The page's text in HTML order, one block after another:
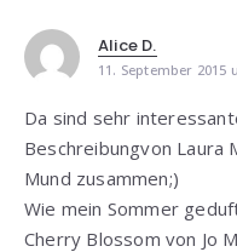
Alice D.
11. September 2015
Da sind sehr
Beschreibungvon Laura
Mund zusammen;)
Wie mein Sommer
Cherry Blossom von Jo